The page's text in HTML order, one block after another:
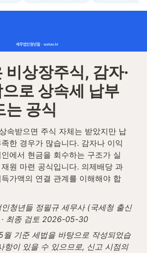
비상장주식, 감자·
로 상속세 납부
는 공식
속받으면 주식 자체는 받았지만 납
한 경우가 많습니다. 감자나 이익
에서 현금을 회수하는 구조가 실
원 마련 공식입니다. 의제배당 과
가액의 연결 관계를 이해해야 합
인청년들 정필규 세무사 (국세청 출신
· 최종 검토 2026-05-30
기준 세법을 바탕으로 작성되었습
항이 있을 수 있으므로, 신고 시점의